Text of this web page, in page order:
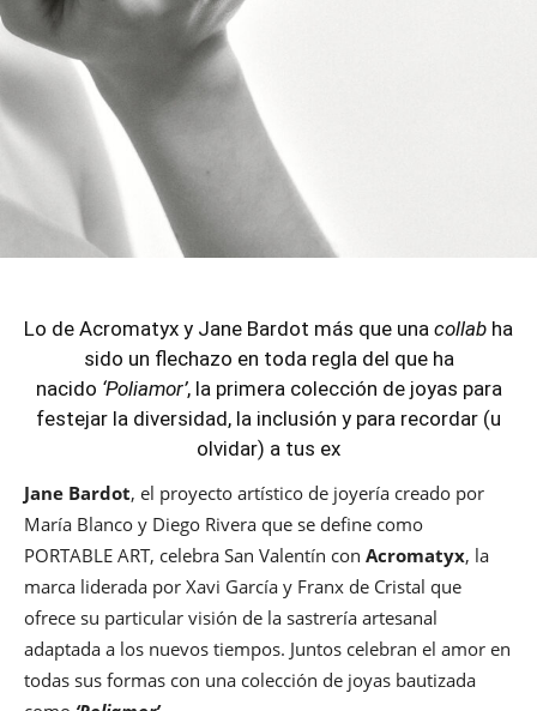
Lo de Acromatyx y Jane Bardot más que una collab ha
sido un flechazo en toda regla del que ha
nacido ‘Poliamor’, la primera colección de joyas para
festejar la diversidad, la inclusión y para recordar (u
olvidar) a tus ex
Jane Bardot, el proyecto artístico de joyería creado por
María Blanco y Diego Rivera que se define como
PORTABLE ART, celebra San Valentín con Acromatyx, la
marca liderada por Xavi García y Franx de Cristal que
ofrece su particular visión de la sastrería artesanal
adaptada a los nuevos tiempos. Juntos celebran el amor en
todas sus formas con una colección de joyas bautizada